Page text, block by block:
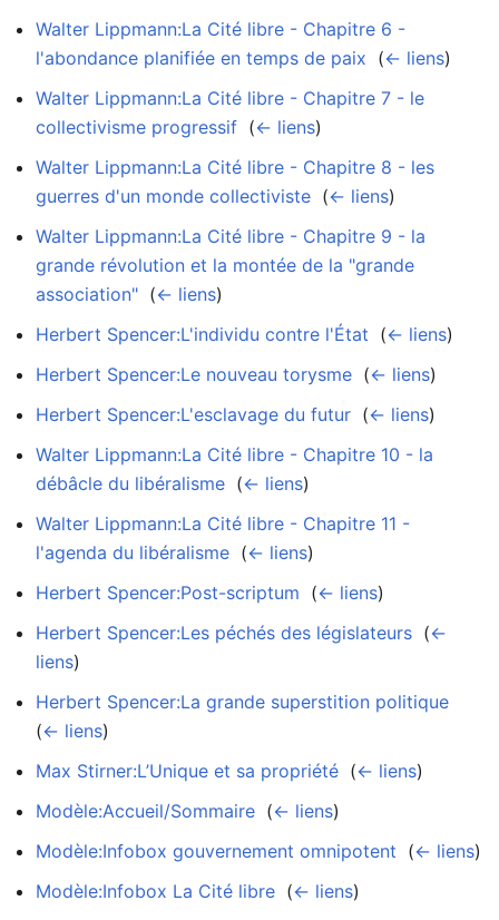
Walter Lippmann:La Cité libre - Chapitre 6 -
l'abondance planifiée en temps de paix (← liens)
Walter Lippmann:La Cité libre - Chapitre 7 - le
collectivisme progressif (← liens)
Walter Lippmann:La Cité libre - Chapitre 8 - les
guerres d'un monde collectiviste (← liens)
Walter Lippmann:La Cité libre - Chapitre 9 - la
grande révolution et la montée de la "grande
association" (← liens)
Herbert Spencer:L'individu contre l'État (← liens)
Herbert Spencer:Le nouveau torysme (← liens)
Herbert Spencer:L'esclavage du futur (← liens)
Walter Lippmann:La Cité libre - Chapitre 10 - la
débâcle du libéralisme (← liens)
Walter Lippmann:La Cité libre - Chapitre 11 -
l'agenda du libéralisme (← liens)
Herbert Spencer:Post-scriptum (← liens)
Herbert Spencer:Les péchés des législateurs (←
liens)
Herbert Spencer:La grande superstition politique
(← liens)
Max Stirner:L’Unique et sa propriété (← liens)
Modèle:Accueil/Sommaire (← liens)
Modèle:Infobox gouvernement omnipotent (← liens)
Modèle:Infobox La Cité libre (← liens)